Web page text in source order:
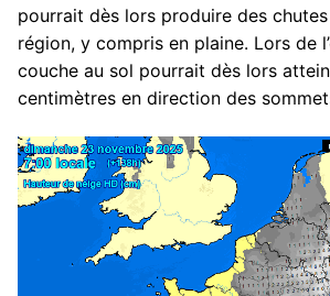
pourrait dès lors produire des
région, y compris en plaine. Lors de
couche au sol pourrait dès lors
centimètres en direction des